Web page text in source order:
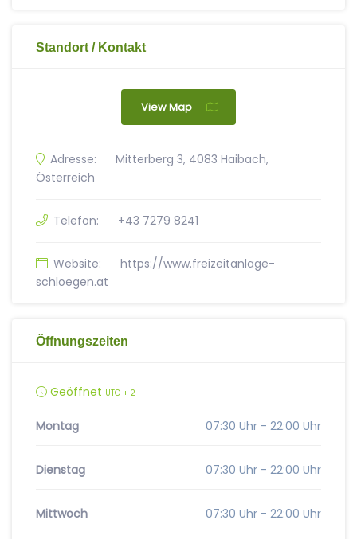
Standort / Kontakt
View Map
Adresse:
Mitterberg 3, 4083 Haibach,
Österreich
Telefon: +43 7279 8241
Website:
https://www.freizeitanlage-
schloegen.at
Öffnungszeiten
Geöffnet UTC + 2
Montag 07:30 Uhr - 22:00 Uhr
Dienstag 07:30 Uhr - 22:00 Uhr
Mittwoch 07:30 Uhr - 22:00 Uhr